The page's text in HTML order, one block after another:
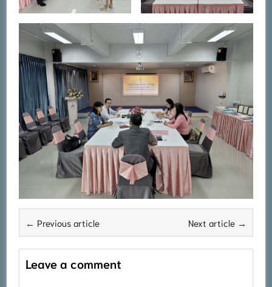
← Previous article Next article →
Leave a comment